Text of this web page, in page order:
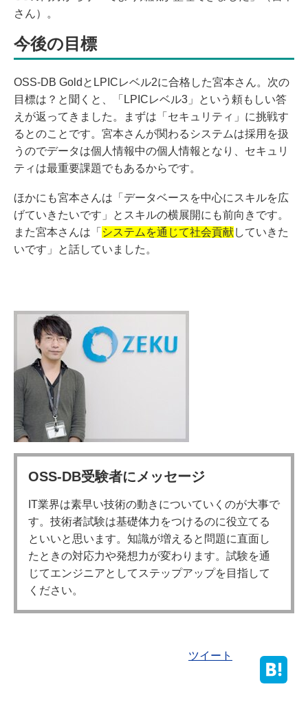
さん）。
今後の目標
OSS-DB GoldとLPICレベル2に合格した宮本さん。次の
目標は？と聞くと、「LPICレベル3」という頼もしい答
えが返ってきました。まずは「セキュリティ」に挑戦す
るとのことです。宮本さんが関わるシステムは採用を扱
うのでデータは個人情報中の個人情報となり、セキュリ
ティは最重要課題でもあるからです。
ほかにも宮本さんは「データベースを中心にスキルを広
げていきたいです」とスキルの横展開にも前向きです。
また宮本さんは「 システムを通じて社会貢献していきた
いです」と話していました。
OSS-DB受験者にメッセージ
IT業界は素早い技術の動きについていくのが大事で
す。技術者試験は基礎体力をつけるのに役立てる
といいと思います。知識が増えると問題に直面し
たときの対応力や発想力が変わります。試験を通
じてエンジニアとしてステップアップを目指して
ください。
ツイート